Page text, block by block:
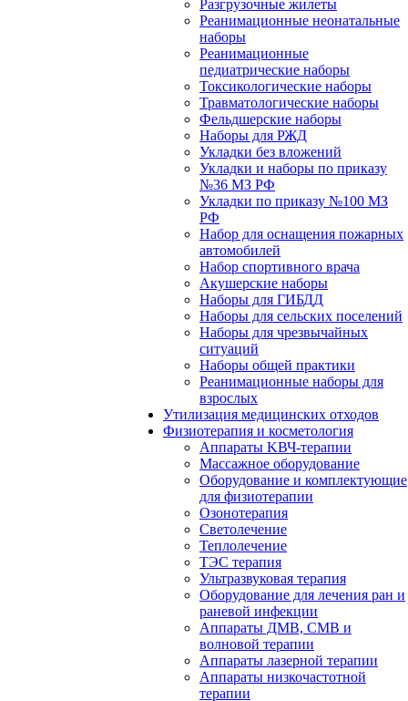
Разгрузочные жилеты
Реанимационные неонатальные
наборы
Реанимационные
педиатрические наборы
Токсикологические наборы
Травматологические наборы
Фельдшерские наборы
Наборы для РЖД
Укладки без вложений
Укладки и наборы по приказу
№36 МЗ РФ
Укладки по приказу №100 МЗ
РФ
Набор для оснащения пожарных
автомобилей
Набор спортивного врача
Акушерские наборы
Наборы для ГИБДД
Наборы для сельских поселений
Наборы для чрезвычайных
ситуаций
Наборы общей практики
Реанимационные наборы для
взрослых
Утилизация медицинских отходов
Физиотерапия и косметология
Аппараты KВЧ-терапии
Массажное оборудование
Оборудование и комплектующие
для физиотерапии
Озонотерапия
Светолечение
Теплолечение
ТЭС терапия
Ультразвуковая терапия
Оборудование для лечения ран и
раневой инфекции
Аппараты ДМВ, СМВ и
волновой терапии
Аппараты лазерной терапии
Аппараты низкочастотной
терапии